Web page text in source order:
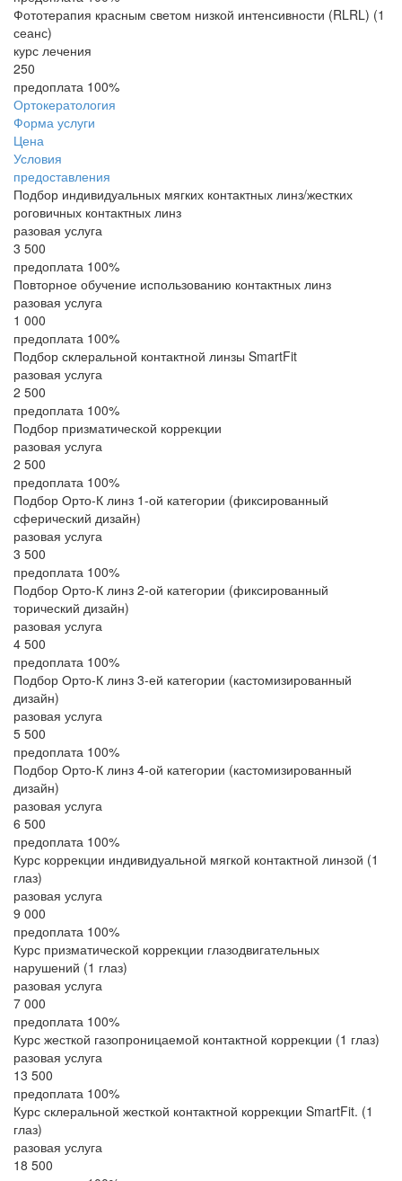
Фототерапия красным светом низкой интенсивности (RLRL) (1
сеанс)
курс лечения
250
предоплата 100%
Ортокератология
Форма услуги
Цена
Условия
предоставления
Подбор индивидуальных мягких контактных линз/жестких
роговичных контактных линз
разовая услуга
3 500
предоплата 100%
Повторное обучение использованию контактных линз
разовая услуга
1 000
предоплата 100%
Подбор склеральной контактной линзы SmartFit
разовая услуга
2 500
предоплата 100%
Подбор призматической коррекции
разовая услуга
2 500
предоплата 100%
Подбор Орто-К линз 1-ой категории (фиксированный
сферический дизайн)
разовая услуга
3 500
предоплата 100%
Подбор Орто-К линз 2-ой категории (фиксированный
торический дизайн)
разовая услуга
4 500
предоплата 100%
Подбор Орто-К линз 3-ей категории (кастомизированный
дизайн)
разовая услуга
5 500
предоплата 100%
Подбор Орто-К линз 4-ой категории (кастомизированный
дизайн)
разовая услуга
6 500
предоплата 100%
Курс коррекции индивидуальной мягкой контактной линзой (1
глаз)
разовая услуга
9 000
предоплата 100%
Курс призматической коррекции глазодвигательных
нарушений (1 глаз)
разовая услуга
7 000
предоплата 100%
Курс жесткой газопроницаемой контактной коррекции (1 глаз)
разовая услуга
13 500
предоплата 100%
Курс склеральной жесткой контактной коррекции SmartFit. (1
глаз)
разовая услуга
18 500